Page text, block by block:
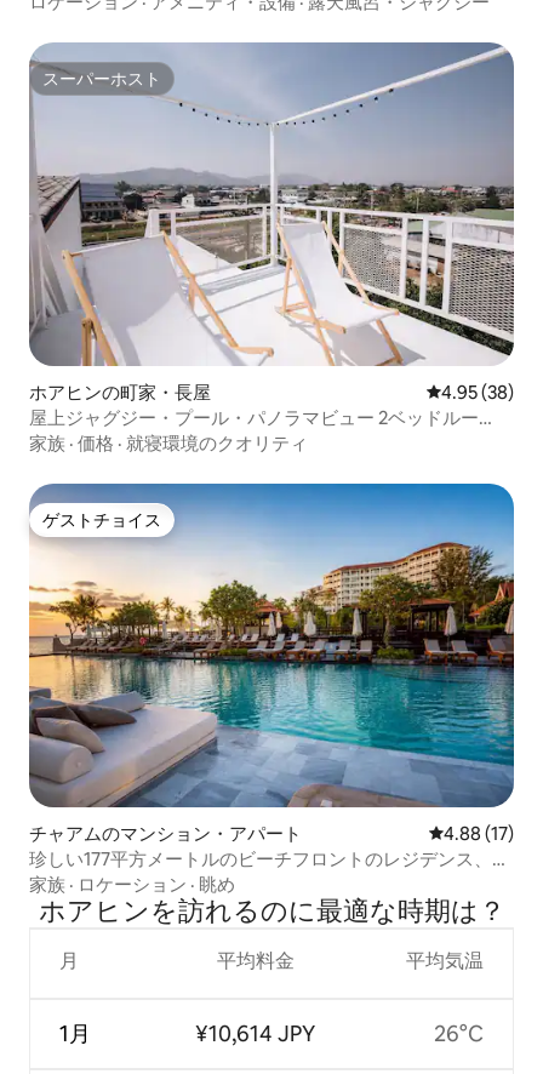
スーパーホスト
スーパーホスト
ホアヒンの町家・長屋 レビュー38
4.95 (38)
屋上ジャグジー・プール・パノラマビュー 2ベッドルー
ム・DT
家族 · 価格 · 就寝環境のクオリティ
ゲストチョイス
ゲストチョイス
チャアムのマンション・アパート レビュー17
4.88 (17)
珍しい177平方メートルのビーチフロントのレジデンス、
Dusit Thani
家族 · ロケーション · 眺め
ホアヒンを訪⁠れ⁠るの⁠に最⁠適⁠な時⁠期⁠は⁠？
月
1月
平均料金
¥10,614 JPY
平均気温
26°C